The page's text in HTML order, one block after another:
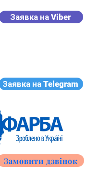
Заявка на Viber
Заявка на Telegram
Замовити дзвінок